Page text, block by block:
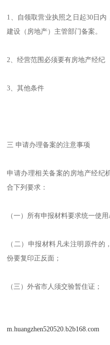
1、自领取营业执照之日起30日
建设（房地产）主管部门备案。
2、经营范围必须要有房地产经纪
3、其他条件
三 申请办理备案的注意事项
申请办理相关备案的房地产经纪
合下列要求：
（一）所有申报材料要求统一使用
（二）申报材料凡未注明原件
份要复印正反面；
（三）外省市人须交验暂住证；
m.huangzhen520520.b2b168.com